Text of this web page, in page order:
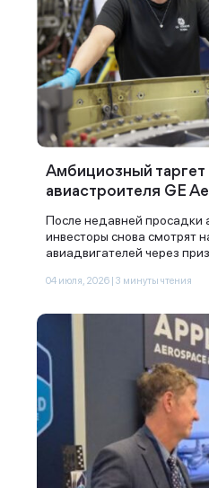
Амбициозный
авиастроителя GE
После недавней просадки
инвесторы снова смотрят
авиадвигателей через
04 июля, 2026 | 3 минуты чтения